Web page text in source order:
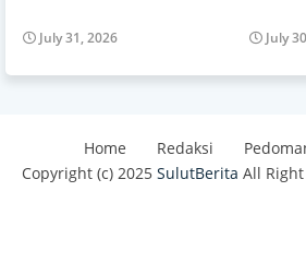
July 31, 2026 July
Home Redaksi
Copyright (c) 2025 SulutBerita All